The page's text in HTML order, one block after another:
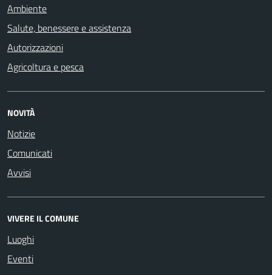
Ambiente
Salute, benessere e assistenza
Autorizzazioni
Agricoltura e pesca
NOVITÀ
Notizie
Comunicati
Avvisi
VIVERE IL COMUNE
Luoghi
Eventi